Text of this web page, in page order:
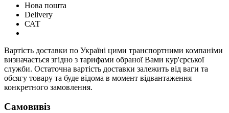
Нова пошта
Delivery
САТ
Вартість доставки по Україні цими транспортними компаніми
визначається згідно з тарифами обраної Вами кур'єрської
служби. Остаточна вартість доставки залежить від ваги та
обсягу товару та буде відома в момент відвантаження
конкретного замовлення.
Самовивіз